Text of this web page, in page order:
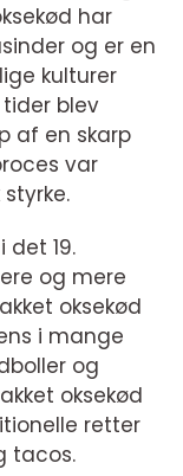
har
og er en
kulturer
blev
af en skarp
var
19.
og mere
oksekød
i mange
og
oksekød
retter
tacos.